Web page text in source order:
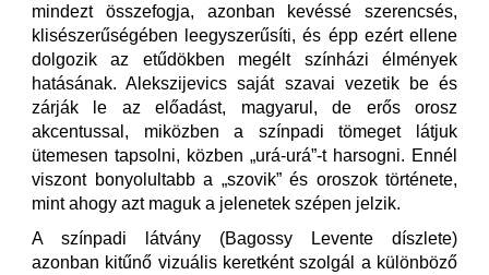
mindezt összefogja, azonban kevéssé szerencsés,
klisészerűségében leegyszerűsíti, és épp ezért ellene
dolgozik az etűdökben megélt színházi élmények
hatásának. Alekszijevics saját szavai vezetik be és
zárják le az előadást, magyarul, de erős orosz
akcentussal, miközben a színpadi tömeget látjuk
ütemesen tapsolni, közben „urá-urá”-t harsogni. Ennél
viszont bonyolultabb a „szovik” és oroszok története,
mint ahogy azt maguk a jelenetek szépen jelzik.
A színpadi látvány (Bagossy Levente díszlete)
azonban kitűnő vizuális keretként szolgál a különböző